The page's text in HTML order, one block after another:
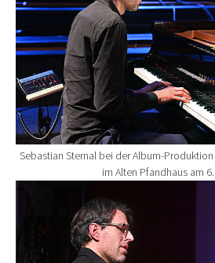
Sebastian Sternal bei der Album-
im Alten Pfandhaus am
Show larger version for: